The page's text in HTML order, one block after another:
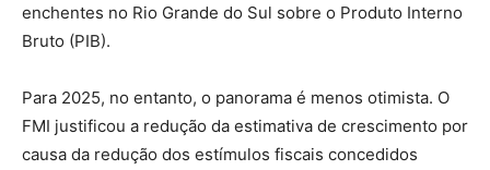
enchentes no Rio Grande do Sul sobre o Produto Interno
Bruto (PIB).
Para 2025, no entanto, o panorama é menos otimista. O
FMI justificou a redução da estimativa de crescimento por
causa da redução dos estímulos fiscais concedidos